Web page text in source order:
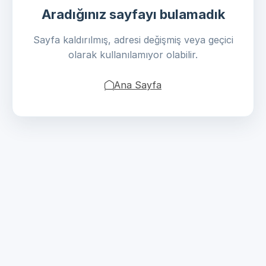
Aradığınız sayfayı bulamadık
Sayfa kaldırılmış, adresi değişmiş veya geçici
olarak kullanılamıyor olabilir.
Ana Sayfa